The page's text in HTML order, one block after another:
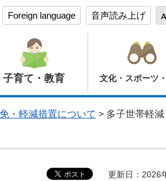
Foreign language 音声読み上げ
子育て・教育 文化・スポーツ
・軽減措置について > 多子世帯軽減
更新日：2026